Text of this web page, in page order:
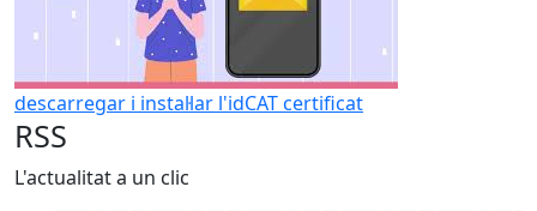
descarregar i instal·lar l'idCAT certificat
RSS
L'actualitat a un clic